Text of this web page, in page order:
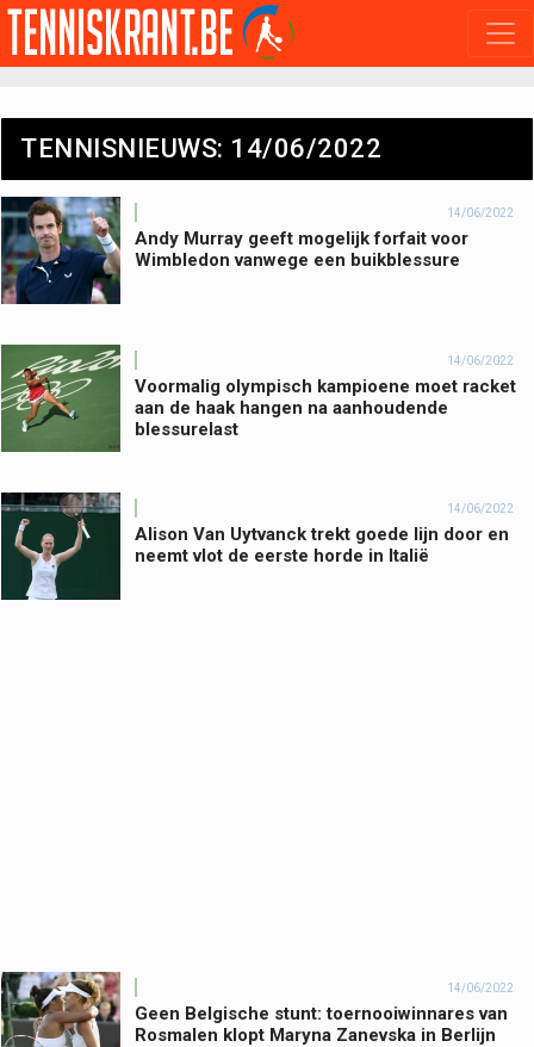
TENNISNIEUWS: 14/06/2022
14/06/2022
Andy Murray geeft mogelijk forfait voor
Wimbledon vanwege een buikblessure
14/06/2022
Voormalig olympisch kampioene moet racket
aan de haak hangen na aanhoudende
blessurelast
14/06/2022
Alison Van Uytvanck trekt goede lijn door en
neemt vlot de eerste horde in Italië
14/06/2022
Geen Belgische stunt: toernooiwinnares van
Rosmalen klopt Maryna Zanevska in Berlijn